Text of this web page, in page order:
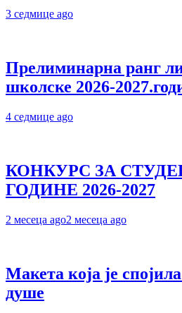
3 седмице ago
Прелиминарна ранг
школске 2026-
4 седмице ago
КОНКУРС ЗА
ГОДИНЕ 2026-2027
2 месеца ago2 месеца ago
Макета која је
душе